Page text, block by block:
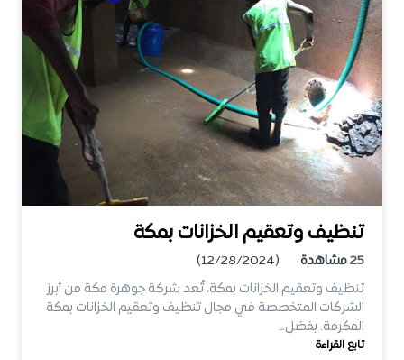
تنظيف وتعقيم الخزانات بمكة
25مشاهدة
(12/28/2024)
تنظيف وتعقيم الخزانات بمكة، تُعد شركة جوهرة مكة من أبرز
الشركات المتخصصة في مجال تنظيف وتعقيم الخزانات بمكة
المكرمة. بفضل…
تابع القراءة